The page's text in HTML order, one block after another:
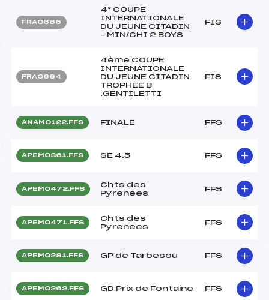
FRA0666
4° COUPE
INTERNATIONALE
DU JEUNE CITADIN
– MIN/CHI 2 BOYS
FIS
FRA0664
4ème COUPE
INTERNATIONALE
DU JEUNE CITADIN
TROPHEE B
.GENTILETTI
FIS
ANAM0122.FFS FINALE FFS
APEM0361.FFS SE 4.5 FFS
APEM0472.FFS
Chts des
Pyrenees
FFS
APEM0471.FFS
Chts des
Pyrenees
FFS
APEM0281.FFS GP de Tarbesou FFS
APEM0262.FFS GD Prix de Fontaine FFS